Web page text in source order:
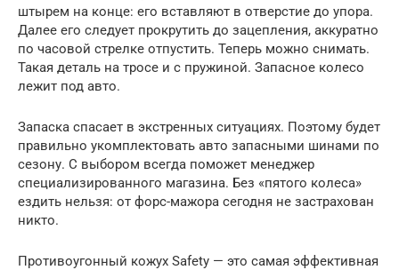
штырем на конце: его вставляют в отверстие до упора.
Далее его следует прокрутить до зацепления, аккуратно
по часовой стрелке отпустить. Теперь можно снимать.
Такая деталь на тросе и с пружиной. Запасное колесо
лежит под авто.
Запаска спасает в экстренных ситуациях. Поэтому будет
правильно укомплектовать авто запасными шинами по
сезону. С выбором всегда поможет менеджер
специализированного магазина. Без «пятого колеса»
ездить нельзя: от форс-мажора сегодня не застрахован
никто.
Противоугонный кожух Safety — это самая эффективная